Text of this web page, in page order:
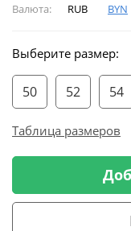
Валюта: RUB BYN
Выберите размер:
50 52 54
Таблица размеров